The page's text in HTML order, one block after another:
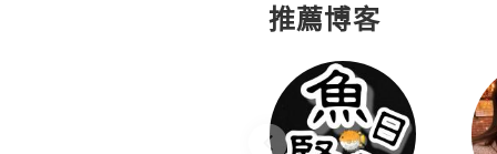
推薦博客